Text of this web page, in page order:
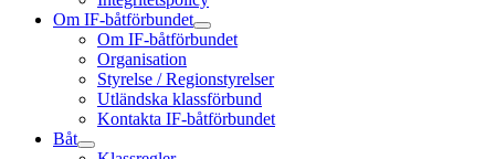
Om IF-båtförbundet
Om IF-båtförbundet
Organisation
Styrelse / Regionstyrelser
Utländska klassförbund
Kontakta IF-båtförbundet
Båt